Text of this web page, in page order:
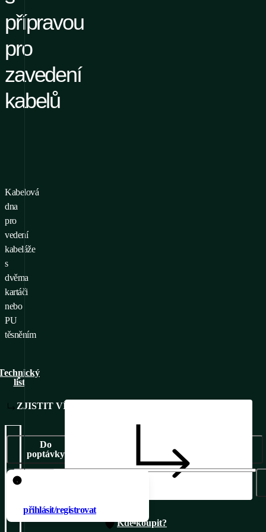
přípravou
pro
zavedení
kabelů
Kabelová
dna
pro
vedení
kabeláže
s
dvěma
kartáči
nebo
PU
těsněním
list
ZJISTIT VÍCE
Přídáno do poptávky
Do
poptávky
přihlásit/registrovat
Kde koupit?
přidání produktu do
je nutné se
registrovat